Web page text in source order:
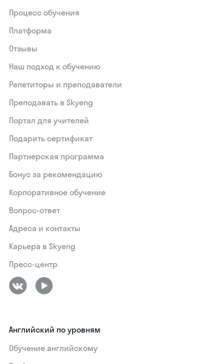
Процесс обучения
Платформа
Отзывы
Наш подход к обучению
Репетиторы и преподаватели
Преподавать в Skyeng
Портал для учителей
Подарить сертификат
Партнерская программа
Бонус за рекомендацию
Корпоративное обучение
Вопрос-ответ
Адреса и контакты
Карьера в Skyeng
Пресс-центр
Английский по уровням
Обучение английскому